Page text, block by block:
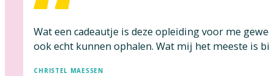
Wat een cadeautje is deze opleiding voor me
ook echt kunnen ophalen. Wat mij het meeste is
CHRISTEL MAESSEN